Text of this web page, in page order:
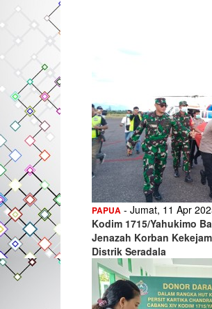
PAPUA - Jumat, 11 Apr
Kodim 1715/Yahukimo
Jenazah Korban
Distrik Seradala